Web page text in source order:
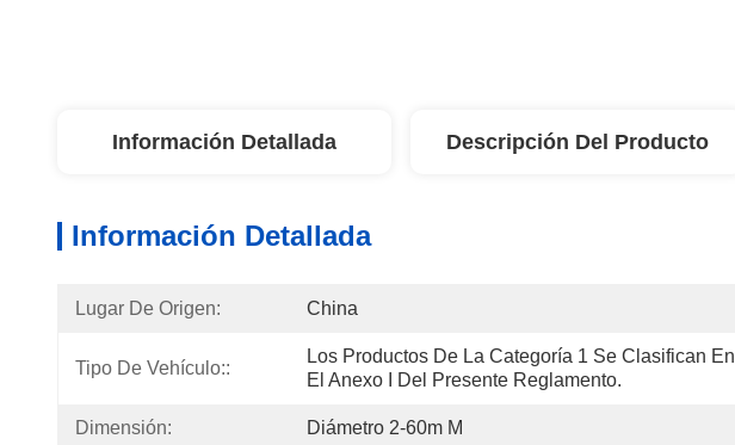
Información Detallada Descripción Del Producto
Información Detallada
Lugar De Origen: China
Tipo De Vehículo::
Los Productos De La Categoría 1 Se Clasifican En
El Anexo I Del Presente Reglamento.
Dimensión: Diámetro 2-60m M